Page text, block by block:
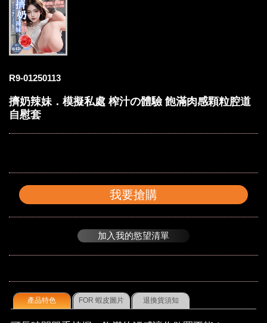
R9-01250113
擠奶辣妹．模擬私處 榨汁の體驗 飽滿肉感顆粒腔道
自慰套
我要搶購
加入我的慾望清單
產品特色 FOR 蝦皮圖片 退換貨須知